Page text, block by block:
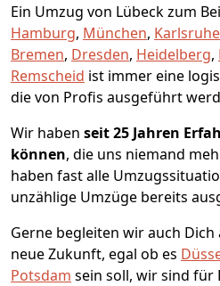
Ein Umzug von Lübeck zum
Hamburg, München, Karlsruhe
Bremen, Dresden, Heidelberg,
Remscheid ist immer eine
die von Profis ausgeführt
Wir haben seit25 Jahren
können, die uns niemand
haben fast alle
unzählige Umzüge bereits
Gerne begleiten wir auch Dich
neue Zukunft, egal ob es
Potsdam sein soll, wir sind für